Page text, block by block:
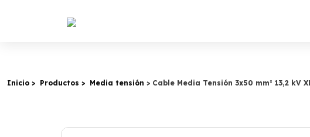
Inicio Productos Media tensión Cable Media Tensión 3x50 mm² 13,2 kV